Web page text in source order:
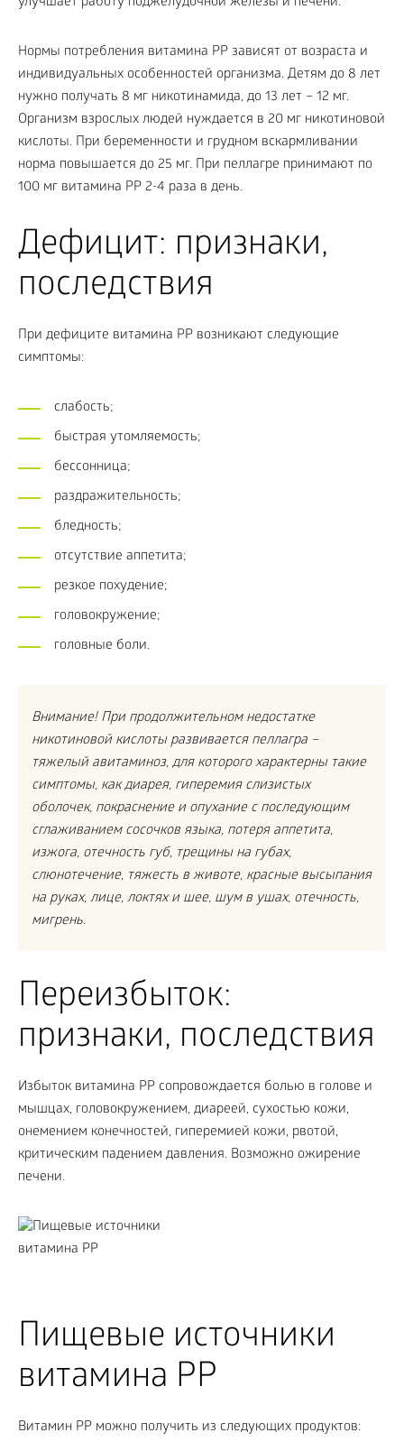
Нормы потребления витамина PP зависят от возраста и
индивидуальных особенностей организма. Детям до 8 лет
нужно получать 8 мг никотинамида, до 13 лет – 12 мг.
Организм взрослых людей нуждается в 20 мг никотиновой
кислоты. При беременности и грудном вскармливании
норма повышается до 25 мг. При пеллагре принимают по
100 мг витамина PP 2-4 раза в день.
Дефицит: признаки,
последствия
При дефиците витамина PP возникают следующие
симптомы:
слабость;
быстрая утомляемость;
бессонница;
раздражительность;
бледность;
отсутствие аппетита;
резкое похудение;
головокружение;
головные боли.
Внимание! При продолжительном недостатке
никотиновой кислоты развивается пеллагра –
тяжелый авитаминоз, для которого характерны такие
симптомы, как диарея, гиперемия слизистых
оболочек, покраснение и опухание с последующим
сглаживанием сосочков языка, потеря аппетита,
изжога, отечность губ, трещины на губах,
слюнотечение, тяжесть в животе, красные высыпания
на руках, лице, локтях и шее, шум в ушах, отечность,
мигрень.
Переизбыток:
признаки, последствия
Избыток витамина PP сопровождается болью в голове и
мышцах, головокружением, диареей, сухостью кожи,
онемением конечностей, гиперемией кожи, рвотой,
критическим падением давления. Возможно ожирение
печени.
Пищевые источники
витамина PP
Витамин PP можно получить из следующих продуктов: